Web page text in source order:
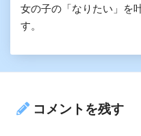
女の子の「なりたい」を
す。
コメントを残す